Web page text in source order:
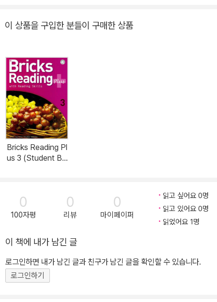
이 상품을 구입한 분들이 구매한 상품
Bricks Reading Pl
us 3 (Student Bo
0
100자평
0
리뷰
0
마이페이퍼
읽고 싶어요 0명
읽고 있어요 0명
읽었어요 1명
이 책에 내가 남긴 글
로그인하면 내가 남긴 글과 친구가 남긴 글을 확인할 수 있습니다.
로그인하기